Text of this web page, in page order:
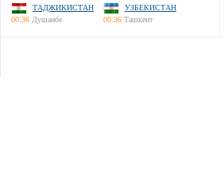
ТАДЖИКИСТАН
00:36 Душанбе
УЗБЕКИСТАН
00:36 Ташкент